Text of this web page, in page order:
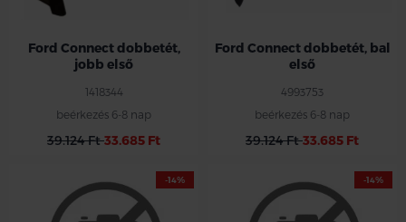
Ford Connect dobbetét,
jobb első
1418344
beérkezés 6-8 nap
39.124 Ft33.685 Ft
Ford Connect dobbetét, bal
első
4993753
beérkezés 6-8 nap
39.124 Ft33.685 Ft
-14% -14%